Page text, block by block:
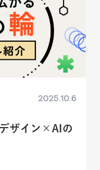
2025.10.6
ザイン×AIの